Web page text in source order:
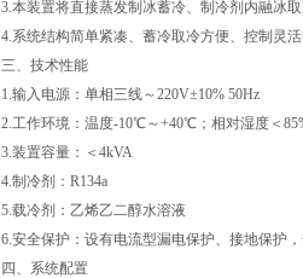
3.本装置将直接蒸发制冰蓄冷、制冷剂内融冰
4.系统结构简单紧凑、蓄冷取冷方便、控制灵活
三、技术性能
1.输入电源：单相三线～220V±10% 50Hz
2.工作环境：温度-10℃～+40℃；相对湿度＜
3.装置容量：＜4kVA
4.制冷剂：R134a
5.载冷剂：乙烯乙二醇水溶液
6.安全保护：设有电流型漏电保护、接地保护
四、系统配置